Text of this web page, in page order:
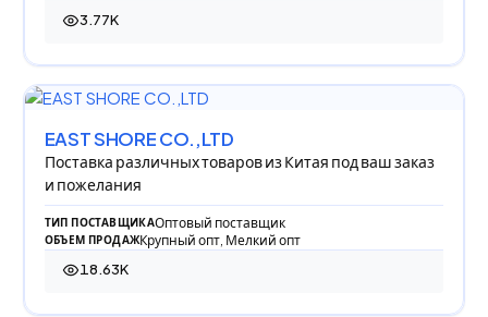
3.77K
3 773 просмотра
EAST SHORE CO.,LTD
Поставка различных товаров из Китая под ваш заказ
и пожелания
ТИП ПОСТАВЩИКАОптовый поставщик
ОБЪЕМ ПРОДАЖКрупный опт, Мелкий опт
18.63K
18 626 просмотров